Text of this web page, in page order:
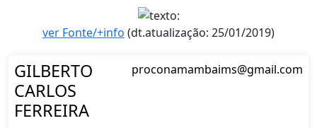
ver Fonte/+info (dt.atualização: 25/01/2019)
GILBERTO
CARLOS
FERREIRA
proconamambaims@gmail.com